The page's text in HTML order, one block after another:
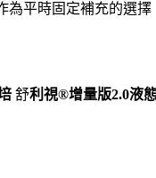
為平時固定補充的選擇
舒利視®增量版2.0液